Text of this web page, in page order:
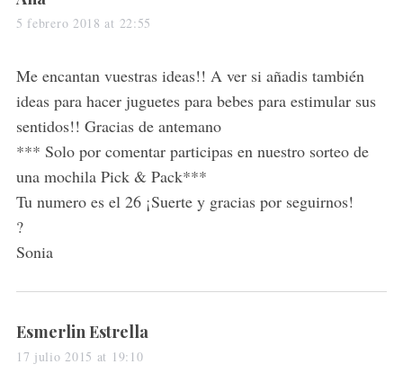
a
s
:
5 febrero 2018 at 22:55
Me encantan vuestras ideas!! A ver si añadis también
ideas para hacer juguetes para bebes para estimular sus
sentidos!! Gracias de antemano
*** Solo por comentar participas en nuestro sorteo de
una mochila Pick & Pack***
Tu numero es el 26 ¡Suerte y gracias por seguirnos!
?
Sonia
s
a
Esmerlin Estrella
17 julio 2015 at 19:10